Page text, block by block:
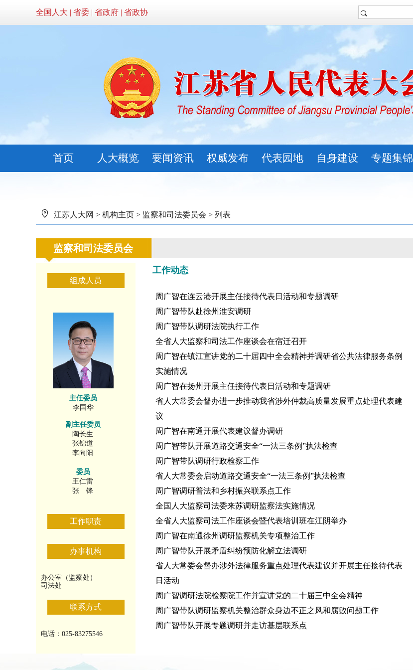
全国人大 | 省委 | 省政府 | 省政协
首页 人大概览 要闻资讯 权威发布 代表园地 自身建设 专题集锦
江苏人大网 > 机构主页 > 监察和司法委员会 > 列表
监察和司法委员会
组成人员
主任委员
李国华
副主任委员
陶长生
张锦道
李向阳
委员
王仁雷
张 锋
工作职责
办事机构
办公室（监察处）
司法处
联系方式
电话：025-83275546
工作动态
周广智在连云港开展主任接待代表日活动和专题调研
周广智带队赴徐州淮安调研
周广智带队调研法院执行工作
全省人大监察和司法工作座谈会在宿迁召开
周广智在镇江宣讲党的二十届四中全会精神并调研省公共法律服务条例
实施情况
周广智在扬州开展主任接待代表日活动和专题调研
省人大常委会督办进一步推动我省涉外仲裁高质量发展重点处理代表建
议
周广智在南通开展代表建议督办调研
周广智带队开展道路交通安全“一法三条例”执法检查
周广智带队调研行政检察工作
省人大常委会启动道路交通安全“一法三条例”执法检查
周广智调研普法和乡村振兴联系点工作
全国人大监察司法委来苏调研监察法实施情况
全省人大监察司法工作座谈会暨代表培训班在江阴举办
周广智在南通徐州调研监察机关专项整治工作
周广智带队开展矛盾纠纷预防化解立法调研
省人大常委会督办涉外法律服务重点处理代表建议并开展主任接待代表
日活动
周广智调研法院检察院工作并宣讲党的二十届三中全会精神
周广智带队调研监察机关整治群众身边不正之风和腐败问题工作
周广智带队开展专题调研并走访基层联系点